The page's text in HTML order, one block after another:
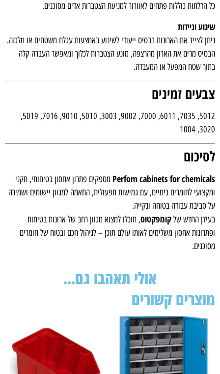
כל הדלתות כוללות פתחים לאוורור למניעת הצטברות אדים מסוכנים.
שינוע וניידות
ניתן לצייד את הארונות בבסיס ייעודי לשינוע באמצעות עגלת משטחים או מלגזה.
הבסיס מרים את הארון מהרצפה, מונע הצטברות לכלוך ומאפשר העברה קלה
בתוך שטח המפעל או המעבדה.
צבעים זמינים
5012, 7035, 6011, 7000, 9002, 3003, 5010, 9010, 7016, 5019,
3020, 1004
לסיכום
Perfom cabinets for chemicals מספקים פתרון אחסון בטיחותי, תקני
ומקצועי לחומרים כימיים, עם גמישות תפעולית, התאמה למגוון יישומים ושמירה
על סביבת עבודה בטוחה ונקייה.
בעידן החדש שלקומפקטוס, תוכלו למצוא מגוון רחב של ארונות בטיחות
ופתרונות אחסון משלימים לאותו עולם תוכן – לניהול חכם ובטוח של חומרים
מסוכנים.
אולי תאהבו גם...
מוצרים קשורים